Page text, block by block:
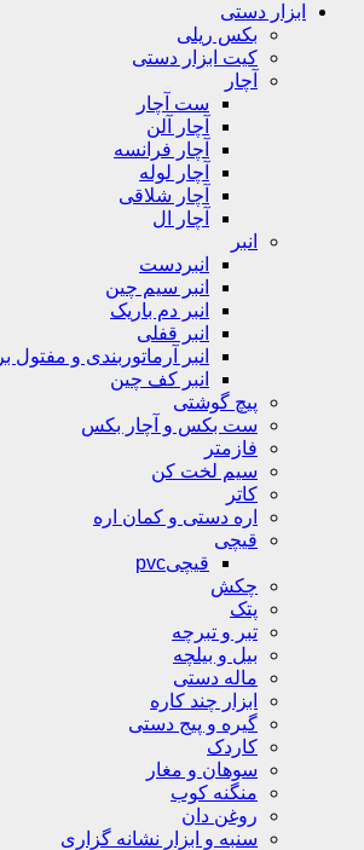
ابزار دستی
بکس ریلی
کیت ابزار دستی
آچار
ست آچار
آچار آلن
آچار فرانسه
آچار لوله
آچار شلاقی
آچار ال
انبر
انبردست
انبر سیم چین
انبر دم باریک
انبر قفلی
انبر آرماتوربندی و مفتول بر
انبر کف چین
پیچ گوشتی
ست بکس و آچار بکس
فازمتر
سیم لخت کن
کاتر
اره دستی و کمان اره
قیچی
قیچیpvc
چکش
پتک
تبر و تبرچه
بیل و بیلچه
ماله دستی
ابزار چند کاره
گیره و پیج دستی
کاردک
سوهان و مغار
منگنه کوب
روغن دان
سنبه و ابزار نشانه گزاری